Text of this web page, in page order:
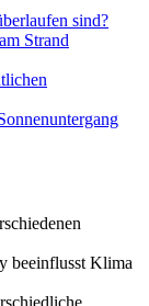
sind?
Strand
beeinflusst Klima